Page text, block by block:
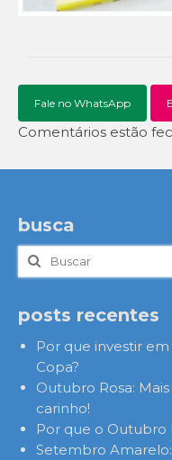
Fale no WhatsApp
Comentários estão
busca
Buscar
por:
posts recentes
Por que investir
Copa?
Outubro Rosa:
carinho!
Por que o Outubro
Setembro